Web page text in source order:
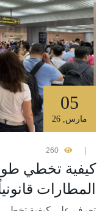
05
مارس
260
كيفية تخطي
المطارات قانونياً